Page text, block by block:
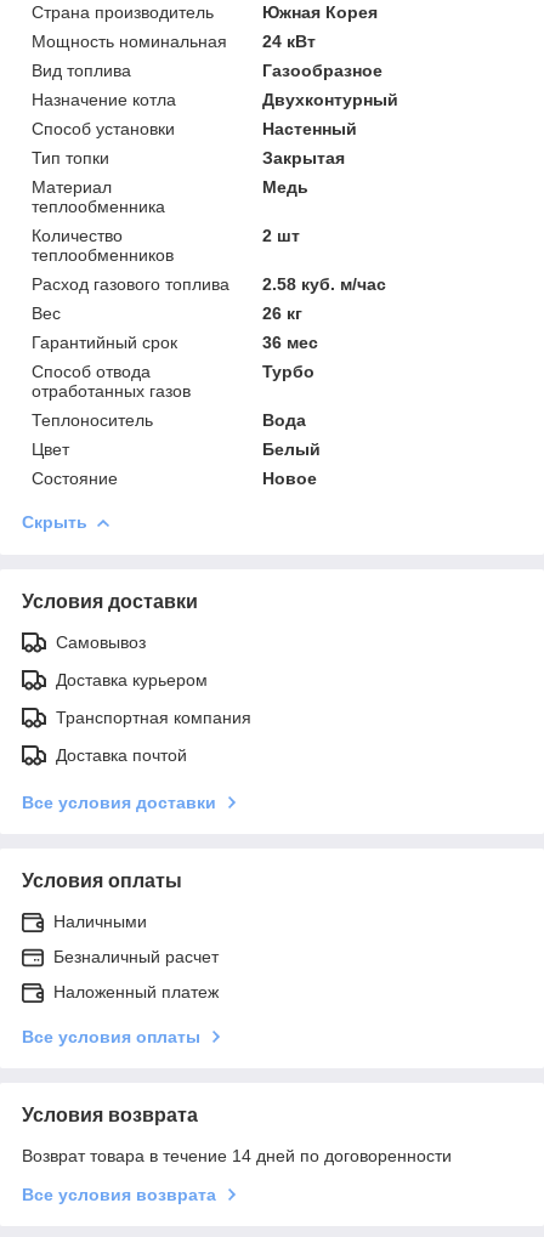
Страна производитель
Южная Корея
Мощность номинальная
24 кВт
Вид топлива
Газообразное
Назначение котла
Двухконтурный
Способ установки
Настенный
Тип топки
Закрытая
Материал
теплообменника
Медь
Количество
теплообменников
2 шт
Расход газового топлива
2.58 куб. м/час
Вес
26 кг
Гарантийный срок
36 мес
Способ отвода
отработанных газов
Турбо
Теплоноситель
Вода
Цвет
Белый
Состояние
Новое
Скрыть
Условия доставки
Самовывоз
Доставка курьером
Транспортная компания
Доставка почтой
Все условия доставки
Условия оплаты
Наличными
Безналичный расчет
Наложенный платеж
Все условия оплаты
Условия возврата
Возврат товара в течение 14 дней по договоренности
Все условия возврата